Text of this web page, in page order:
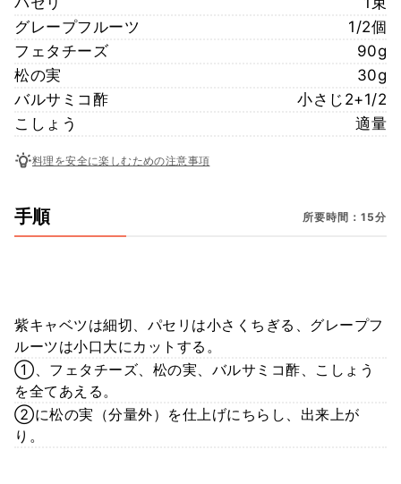
グレープフルーツ
1/2個
フェタチーズ
90g
松の実
30g
バルサミコ酢
小さじ2+1/2
こしょう
適量
料理を安全に楽しむための注意事項
手順 所要時間：15分
紫キャベツは細切、パセリは小さくちぎる、グレープフ
ルーツは小口大にカットする。
①、フェタチーズ、松の実、バルサミコ酢、こしょう
を全てあえる。
②に松の実（分量外）を仕上げにちらし、出来上が
り。